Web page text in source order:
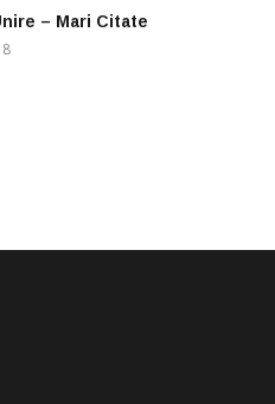
– Mari Citate